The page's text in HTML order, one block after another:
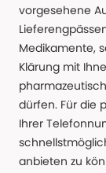
vorgesehene
Medikamente,
Klärung mit
dürfen. Für die
Ihrer
anbieten zu